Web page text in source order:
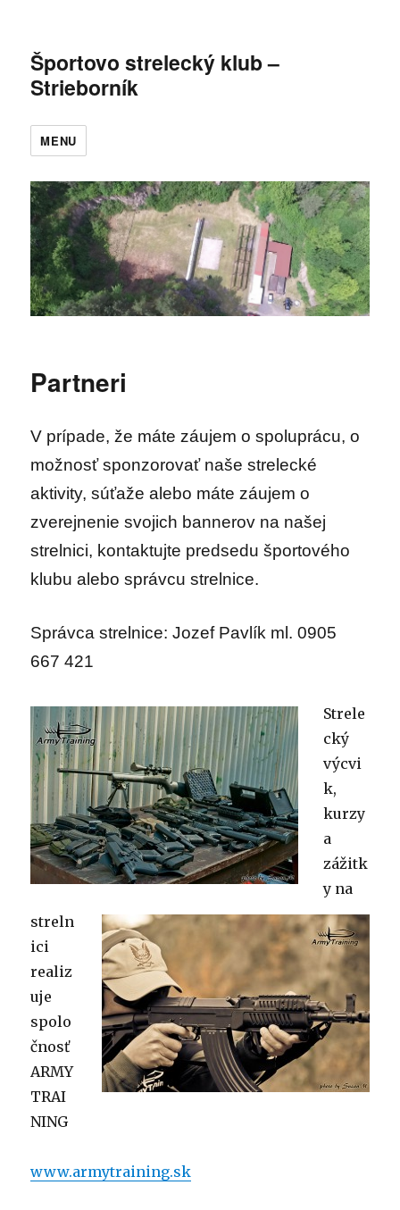
Športovo strelecký klub –
Strieborník
MENU
Partneri
V prípade, že máte záujem o spoluprácu, o
možnosť sponzorovať naše strelecké
aktivity, súťaže alebo máte záujem o
zverejnenie svojich bannerov na našej
strelnici, kontaktujte predsedu športového
klubu alebo správcu strelnice.
Správca strelnice: Jozef Pavlík ml. 0905
667 421
Strele
cký
výcvi
k,
kurzy
a
zážitk
y na
streln
ici
realiz
uje
spolo
čnosť
ARMY
TRAI
NING
www.armytraining.sk